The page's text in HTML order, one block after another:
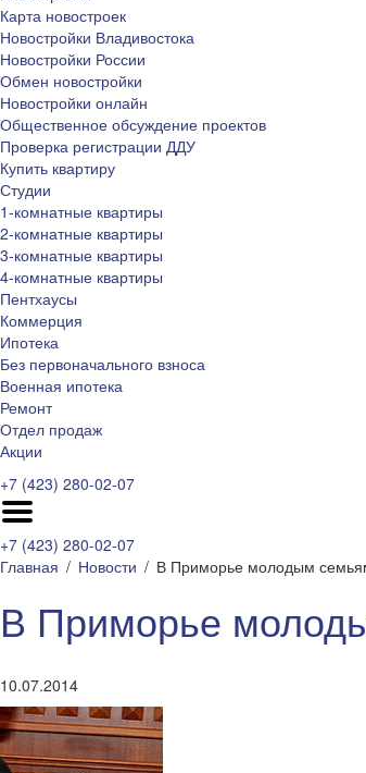
Карта новостроек
Новостройки Владивостока
Новостройки России
Обмен новостройки
Новостройки онлайн
Общественное обсуждение проектов
Проверка регистрации ДДУ
Купить квартиру
Студии
1-комнатные квартиры
2-комнатные квартиры
3-комнатные квартиры
4-комнатные квартиры
Пентхаусы
Коммерция
Ипотека
Без первоначального взноса
Военная ипотека
Ремонт
Отдел продаж
Акции
+7 (423) 280-02-07
+7 (423) 280-02-07
Главная
Новости В Приморье молодым
В Приморье
10.07.2014